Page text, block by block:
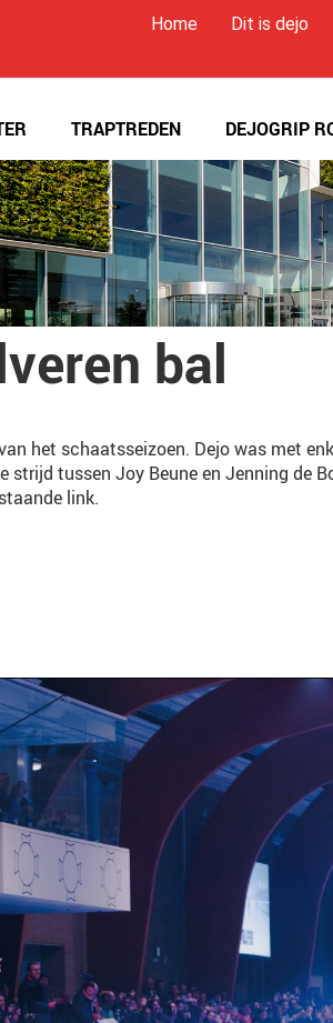
Home Dit is dejo
TRAPTREDEN DEJOGRIP
bal
het schaatsseizoen. Dejo was met
tussen Joy Beune en Jenning de
link.